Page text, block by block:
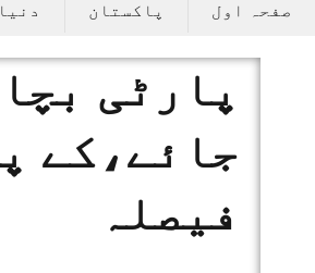
صفحہ اول پاکستان دنیا
پارٹی
جائے،کے
فیصلہ